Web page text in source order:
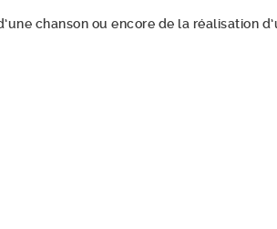
chanson ou encore de la réalisation